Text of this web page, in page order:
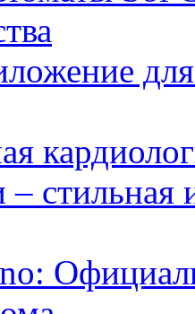
стильная